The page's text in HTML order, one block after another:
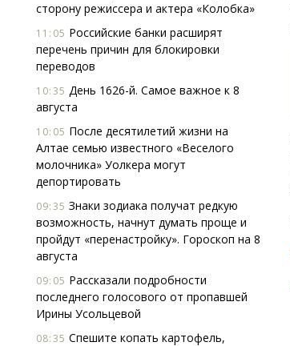
сторону режиссера и актера «Колобка»
11:05 Российские банки расширят
перечень причин для блокировки
переводов
10:35 День 1626-й. Самое важное к 8
августа
10:05 После десятилетий жизни на
Алтае семью известного «Веселого
молочника» Уолкера могут
депортировать
09:35 Знаки зодиака получат редкую
возможность, начнут думать проще и
пройдут «перенастройку». Гороскоп на 8
августа
09:05 Рассказали подробности
последнего голосового от пропавшей
Ирины Усольцевой
08:35 Спешите копать картофель,